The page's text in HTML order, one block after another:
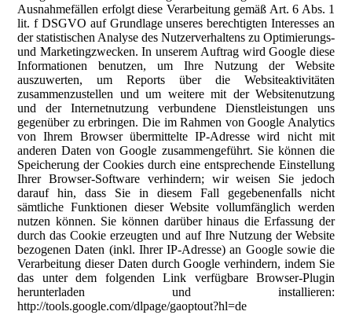
Ausnahmefällen erfolgt diese Verarbeitung gemäß Art. 6 Abs. 1
lit. f DSGVO auf Grundlage unseres berechtigten Interesses an
der statistischen Analyse des Nutzerverhaltens zu Optimierungs-
und Marketingzwecken. In unserem Auftrag wird Google diese
Informationen benutzen, um Ihre Nutzung der Website
auszuwerten, um Reports über die Websiteaktivitäten
zusammenzustellen und um weitere mit der Websitenutzung
und der Internetnutzung verbundene Dienstleistungen uns
gegenüber zu erbringen. Die im Rahmen von Google Analytics
von Ihrem Browser übermittelte IP-Adresse wird nicht mit
anderen Daten von Google zusammengeführt. Sie können die
Speicherung der Cookies durch eine entsprechende Einstellung
Ihrer Browser-Software verhindern; wir weisen Sie jedoch
darauf hin, dass Sie in diesem Fall gegebenenfalls nicht
sämtliche Funktionen dieser Website vollumfänglich werden
nutzen können. Sie können darüber hinaus die Erfassung der
durch das Cookie erzeugten und auf Ihre Nutzung der Website
bezogenen Daten (inkl. Ihrer IP-Adresse) an Google sowie die
Verarbeitung dieser Daten durch Google verhindern, indem Sie
das unter dem folgenden Link verfügbare Browser-Plugin
herunterladen und installieren:
http://tools.google.com/dlpage/gaoptout?hl=de